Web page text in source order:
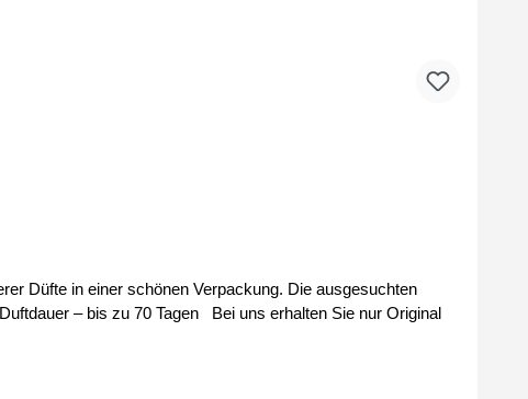
schönen Verpackung. Die ausgesuchten
Bei uns erhalten Sie nur Original